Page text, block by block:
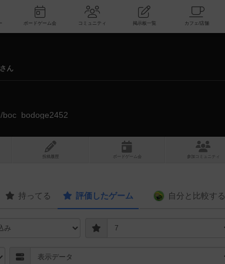
新着レビュー ボードゲーム会 コミュニティ 掲示板一覧
ん
boc_bodoge2452
投稿履歴 ボ ドゲ ーム コミュニティ
持ってる 評価したゲーム 自分と 比較する